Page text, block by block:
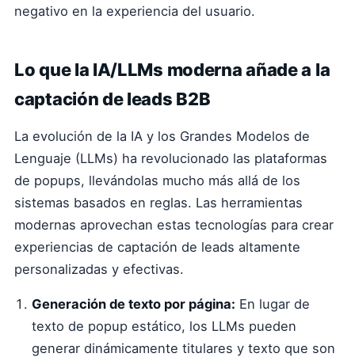
negativo en la experiencia del usuario.
Lo que la IA/LLMs moderna añade a la
captación de leads B2B
La evolución de la IA y los Grandes Modelos de
Lenguaje (LLMs) ha revolucionado las plataformas
de popups, llevándolas mucho más allá de los
sistemas basados en reglas. Las herramientas
modernas aprovechan estas tecnologías para crear
experiencias de captación de leads altamente
personalizadas y efectivas.
Generación de texto por página: En lugar de
texto de popup estático, los LLMs pueden
generar dinámicamente titulares y texto que son